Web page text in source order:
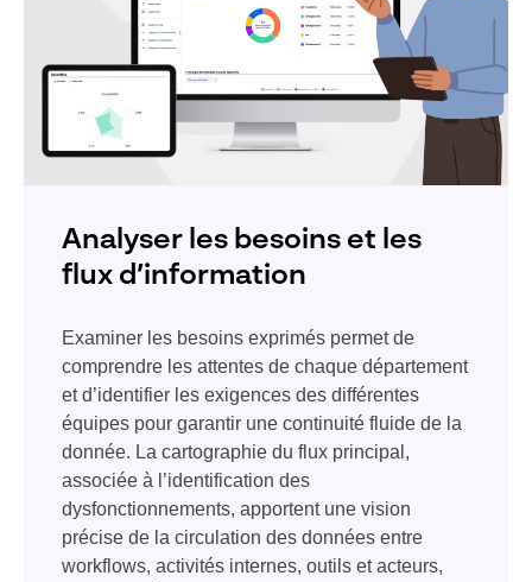
Analyser les besoins et les
flux d’information
Examiner les besoins exprimés permet de
comprendre les attentes de chaque département
et d’identifier les exigences des différentes
équipes pour garantir une continuité fluide de la
donnée. La cartographie du flux principal,
associée à l’identification des
dysfonctionnements, apportent une vision
précise de la circulation des données entre
workflows, activités internes, outils et acteurs,